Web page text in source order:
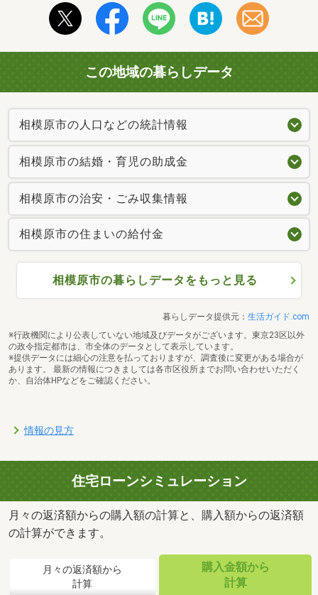
この地域の暮らしデータ
相模原市の人口などの統計情報
相模原市の結婚・育児の助成金
相模原市の治安・ごみ収集情報
相模原市の住まいの給付金
相模原市の暮らしデータをもっと見る
暮らしデータ提供元： 生活ガイド.com
※行政機関により公表していない地域及びデータがございます。東京23区以外
の政令指定都市は、市全体のデータとして表示しています。
※提供データには細心の注意を払っておりますが、調査後に変更がある場合が
あります。 最新の情報につきましては各市区役所までお問い合わせいただく
か、自治体HPなどをご確認ください。
情報の見方
住宅ローンシミュレーション
月々の返済額からの購入額の計算と、購入額からの返済額
の計算ができます。
月々の返済額から
計算
購入金額から
計算